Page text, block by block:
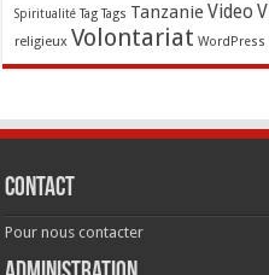
Spiritualité Tag Tags TanzanieVideo
religieux Volontariat WordPress
Contact
Pour nous contacter